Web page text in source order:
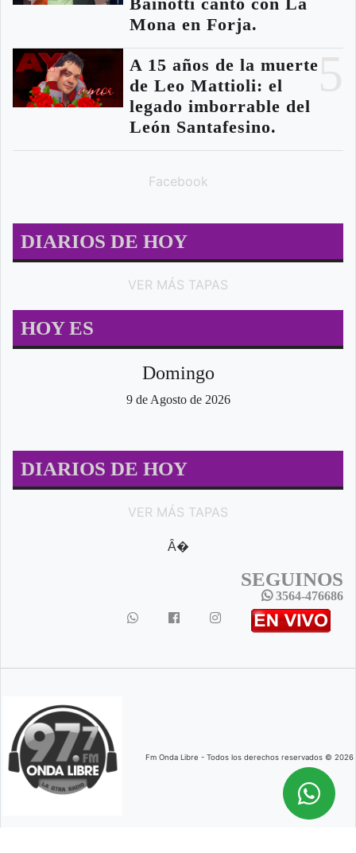
Bainotti cantó con La
Mona en Forja.
A 15 años de la muerte
de Leo Mattioli: el
legado imborrable del
León Santafesino.
Facebook
DIARIOS DE HOY
VER MÁS TAPAS
HOY ES
Domingo
9 de Agosto de 2026
DIARIOS DE HOY
VER MÁS TAPAS
Â�
SEGUINOS
3564-476686
Fm Onda Libre - Todos los derechos reservados © 2026